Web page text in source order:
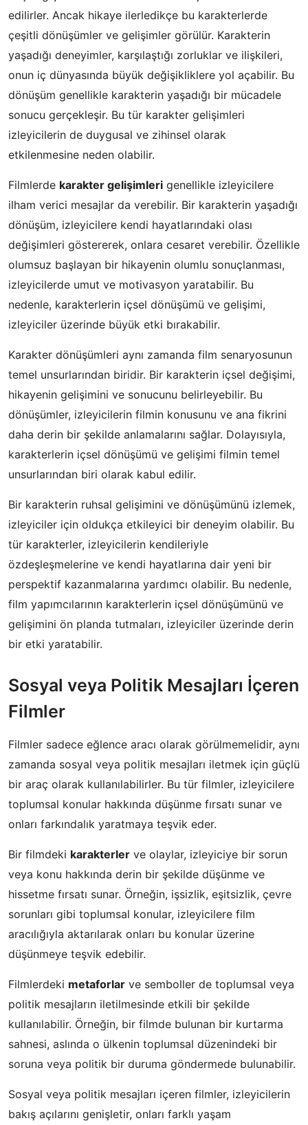
edilirler. Ancak hikaye ilerledikçe bu karakterlerde
çeşitli dönüşümler ve gelişimler görülür. Karakterin
yaşadığı deneyimler, karşılaştığı zorluklar ve ilişkileri,
onun iç dünyasında büyük değişikliklere yol açabilir. Bu
dönüşüm genellikle karakterin yaşadığı bir mücadele
sonucu gerçekleşir. Bu tür karakter gelişimleri
izleyicilerin de duygusal ve zihinsel olarak
etkilenmesine neden olabilir.
Filmlerde karakter gelişimleri genellikle izleyicilere
ilham verici mesajlar da verebilir. Bir karakterin yaşadığı
dönüşüm, izleyicilere kendi hayatlarındaki olası
değişimleri göstererek, onlara cesaret verebilir. Özellikle
olumsuz başlayan bir hikayenin olumlu sonuçlanması,
izleyicilerde umut ve motivasyon yaratabilir. Bu
nedenle, karakterlerin içsel dönüşümü ve gelişimi,
izleyiciler üzerinde büyük etki bırakabilir.
Karakter dönüşümleri aynı zamanda film senaryosunun
temel unsurlarından biridir. Bir karakterin içsel değişimi,
hikayenin gelişimini ve sonucunu belirleyebilir. Bu
dönüşümler, izleyicilerin filmin konusunu ve ana fikrini
daha derin bir şekilde anlamalarını sağlar. Dolayısıyla,
karakterlerin içsel dönüşümü ve gelişimi filmin temel
unsurlarından biri olarak kabul edilir.
Bir karakterin ruhsal gelişimini ve dönüşümünü izlemek,
izleyiciler için oldukça etkileyici bir deneyim olabilir. Bu
tür karakterler, izleyicilerin kendileriyle
özdeşleşmelerine ve kendi hayatlarına dair yeni bir
perspektif kazanmalarına yardımcı olabilir. Bu nedenle,
film yapımcılarının karakterlerin içsel dönüşümünü ve
gelişimini ön planda tutmaları, izleyiciler üzerinde derin
bir etki yaratabilir.
Sosyal veya Politik Mesajları İçeren
Filmler
Filmler sadece eğlence aracı olarak görülmemelidir, aynı
zamanda sosyal veya politik mesajları iletmek için güçlü
bir araç olarak kullanılabilirler. Bu tür filmler, izleyicilere
toplumsal konular hakkında düşünme fırsatı sunar ve
onları farkındalık yaratmaya teşvik eder.
Bir filmdeki karakterler ve olaylar, izleyiciye bir sorun
veya konu hakkında derin bir şekilde düşünme ve
hissetme fırsatı sunar. Örneğin, işsizlik, eşitsizlik, çevre
sorunları gibi toplumsal konular, izleyicilere film
aracılığıyla aktarılarak onları bu konular üzerine
düşünmeye teşvik edebilir.
Filmlerdeki metaforlar ve semboller de toplumsal veya
politik mesajların iletilmesinde etkili bir şekilde
kullanılabilir. Örneğin, bir filmde bulunan bir kurtarma
sahnesi, aslında o ülkenin toplumsal düzenindeki bir
soruna veya politik bir duruma göndermede bulunabilir.
Sosyal veya politik mesajları içeren filmler, izleyicilerin
bakış açılarını genişletir, onları farklı yaşam